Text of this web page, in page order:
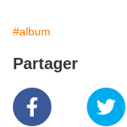
#album
Partager